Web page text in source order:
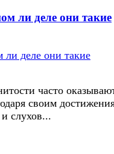
ли деле они такие
часто
своим
слухов...